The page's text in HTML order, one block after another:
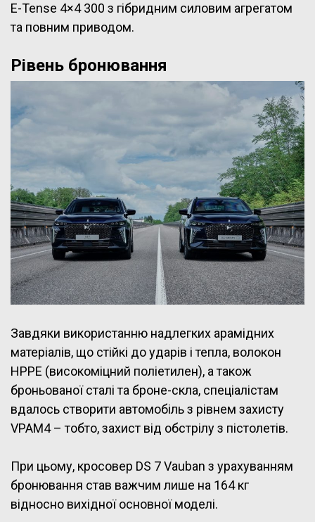
E-Tense 4×4 300 з гібридним силовим агрегатом
та повним приводом.
Рівень бронювання
Завдяки використанню надлегких арамідних
матеріалів, що стійкі до ударів і тепла, волокон
HPPE (високоміцний поліетилен), а також
броньованої сталі та броне-скла, спеціалістам
вдалось створити автомобіль з рівнем захисту
VPAM4 – тобто, захист від обстрілу з пістолетів.
При цьому, кросовер DS 7 Vauban з урахуванням
бронювання став важчим лише на 164 кг
відносно вихідної основної моделі.